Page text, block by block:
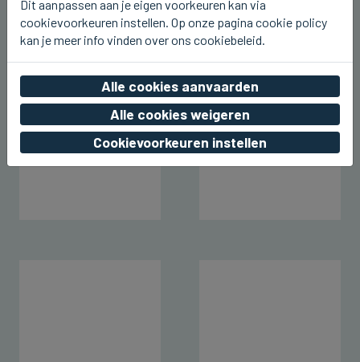
Coninc
do 06 augustus 2026, 17:43
Dit aanpassen aan je eigen voorkeuren kan via
cookievoorkeuren instellen. Op onze pagina cookie policy
kan je meer info vinden over ons cookiebeleid.
Alle cookies aanvaarden
Alle cookies weigeren
Cookievoorkeuren instellen